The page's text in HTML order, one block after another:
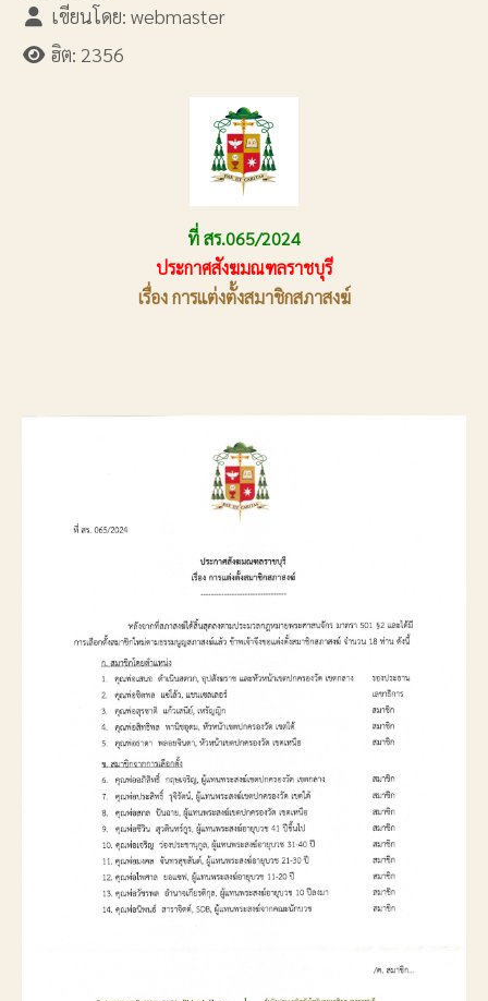
เขียนโดย: webmaster
ฮิต: 2356
ที่ สร.065/2024
ประกาศสังฆมณฑลราชบุรี
เรื่อง การแต่งตั้งสมาชิกสภาสงฆ์